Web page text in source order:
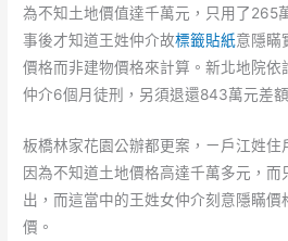
為不知土地價值達千萬元，只用了265
事後才知道王姓仲介故標籤貼紙意隱瞞
價格而非建物價格來計算。新北地院依
仲介6個月徒刑，另須退還843萬元差額
板橋林家花園公辦都更案，ㄧ戶江姓住
因為不知道土地價格高達千萬多元，
出，而這當中的王姓女仲介刻意隱瞞價
價。